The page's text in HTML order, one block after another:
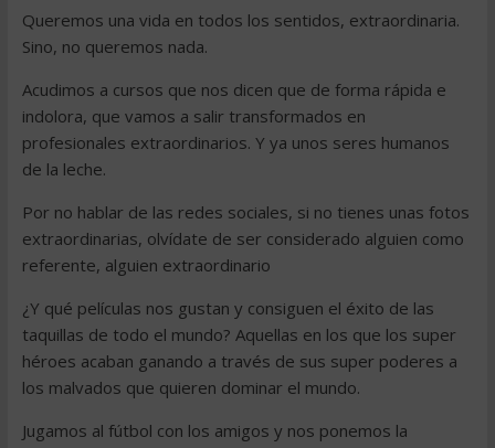
Queremos una vida en todos los sentidos, extraordinaria.
Sino, no queremos nada.
Acudimos a cursos que nos dicen que de forma rápida e
indolora, que vamos a salir transformados en
profesionales extraordinarios. Y ya unos seres humanos
de la leche.
Por no hablar de las redes sociales, si no tienes unas fotos
extraordinarias, olvídate de ser considerado alguien como
referente, alguien extraordinario
¿Y qué películas nos gustan y consiguen el éxito de las
taquillas de todo el mundo? Aquellas en los que los super
héroes acaban ganando a través de sus super poderes a
los malvados que quieren dominar el mundo.
Jugamos al fútbol con los amigos y nos ponemos la